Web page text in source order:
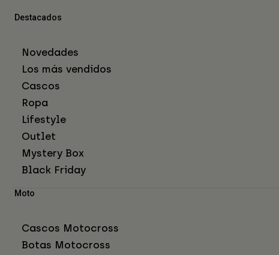
Destacados
Novedades
Los más vendidos
Cascos
Ropa
Lifestyle
Outlet
Mystery Box
Black Friday
Moto
Cascos Motocross
Botas Motocross